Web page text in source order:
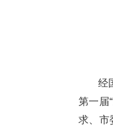
经
第一届
求、市